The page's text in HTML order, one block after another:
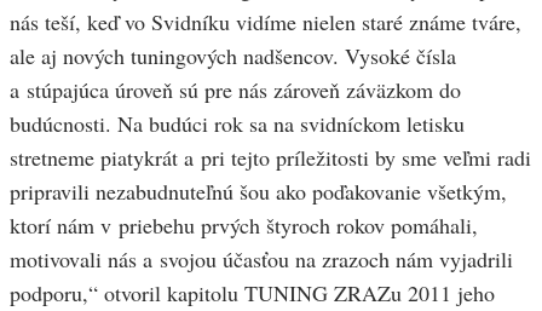
nás teší, keď vo Svidníku vidíme nielen staré známe tváre,
ale aj nových tuningových nadšencov. Vysoké čísla
a stúpajúca úroveň sú pre nás zároveň záväzkom do
budúcnosti. Na budúci rok sa na svidníckom letisku
stretneme piatykrát a pri tejto príležitosti by sme veľmi radi
pripravili nezabudnuteľnú šou ako poďakovanie všetkým,
ktorí nám v priebehu prvých štyroch rokov pomáhali,
motivovali nás a svojou účasťou na zrazoch nám vyjadrili
podporu,“ otvoril kapitolu TUNING ZRAZu 2011 jeho